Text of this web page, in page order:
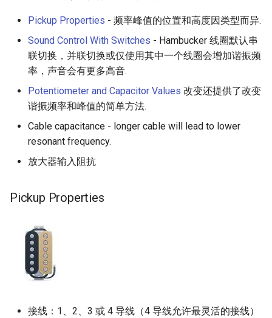
Pickup Properties - 频率峰值的位置和高度因类型而异.
Sound Control With Switches - Hambucker 线圈默认串
联切换，并联切换或仅使用其中一个线圈会增加谐振频
率，声音会有更多高音.
Potentiometer and Capacitor Values 改变还提供了改变
谐振频率和峰值的简单方法.
Cable capacitance - longer cable will lead to lower
resonant frequency.
放大器输入阻抗
Pickup Properties
接线：1、2、3 或 4 导线（4 导线允许最灵活的接线）